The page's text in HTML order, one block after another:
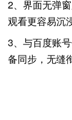
2、界面无弹
观看更容易沉
3、与百度账
备同步，无缝